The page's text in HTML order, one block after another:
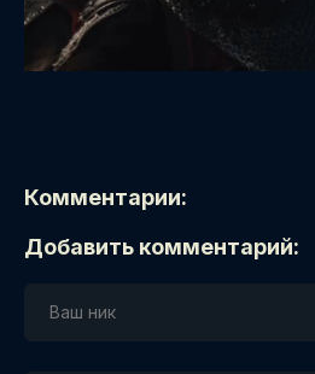
Комментарии:
Добавить комментарий: